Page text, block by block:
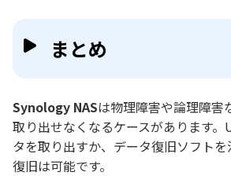
まとめ
Synology NASは物理障害や論理障害
取り出せなくなるケースがあります
タを取り出すか、データ復旧ソフト
復旧は可能です。